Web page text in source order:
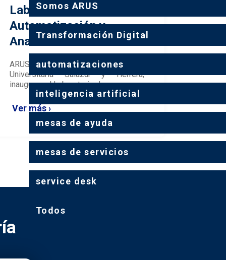
Somos ARUS
Transformación Digital
automatizaciones
inteligencia artificial
mesas de ayuda
mesas de servicios
service desk
Todos
Laboratorio de
Automatización y
Analítica ARU...
ARUS, en alianza con laInstitución
Universitaria Salazar y Herrera,
inauguran el Laboratorio de...
Ver más ›